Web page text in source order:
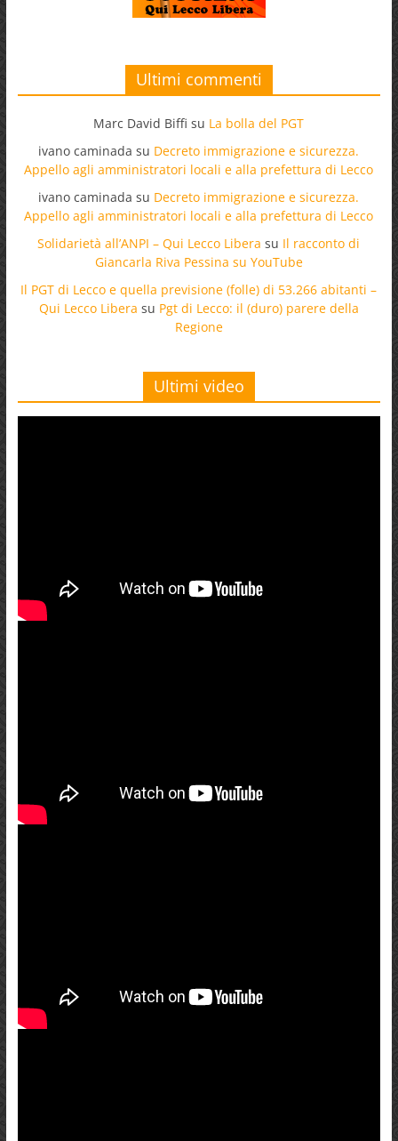
Ultimi commenti
Marc David Biffi su La bolla del PGT
ivano caminada su Decreto immigrazione e sicurezza.
Appello agli amministratori locali e alla prefettura di Lecco
ivano caminada su Decreto immigrazione e sicurezza.
Appello agli amministratori locali e alla prefettura di Lecco
Solidarietà all’ANPI – Qui Lecco Libera su Il racconto di
Giancarla Riva Pessina su YouTube
Il PGT di Lecco e quella previsione (folle) di 53.266 abitanti –
Qui Lecco Libera su Pgt di Lecco: il (duro) parere della
Regione
Ultimi video